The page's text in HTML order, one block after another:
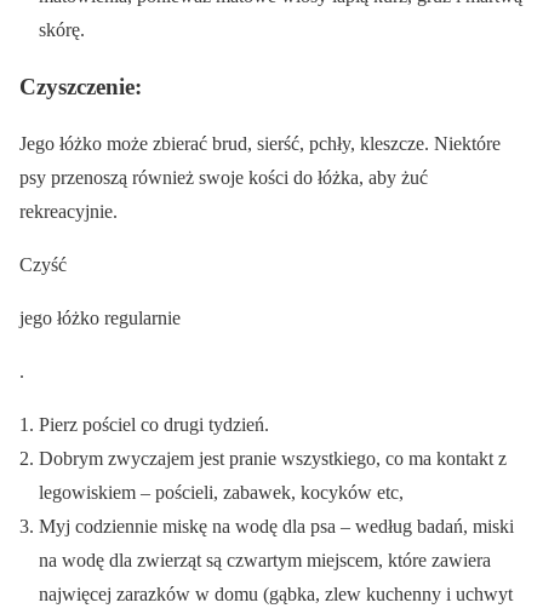
skórę.
Czyszczenie:
Jego łóżko może zbierać brud, sierść, pchły, kleszcze. Niektóre
psy przenoszą również swoje kości do łóżka, aby żuć
rekreacyjnie.
Czyść
jego łóżko regularnie
.
Pierz pościel co drugi tydzień.
Dobrym zwyczajem jest pranie wszystkiego, co ma kontakt z
legowiskiem – pościeli, zabawek, kocyków etc,
Myj codziennie miskę na wodę dla psa – według badań, miski
na wodę dla zwierząt są czwartym miejscem, które zawiera
najwięcej zarazków w domu (gąbka, zlew kuchenny i uchwyt